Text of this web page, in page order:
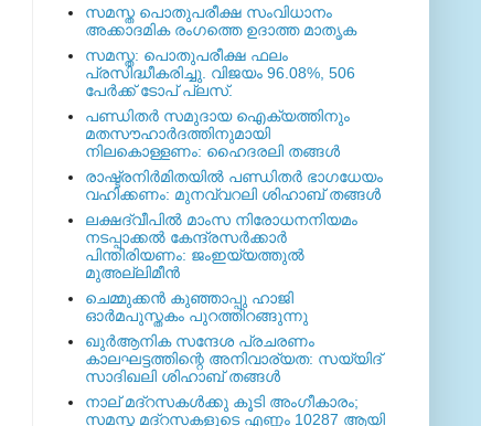
സമസ്ത പൊതുപരീക്ഷ സംവിധാനം
അക്കാദമിക രംഗത്തെ ഉദാത്ത മാതൃക
സമസ്ത: പൊതുപരീക്ഷ ഫലം
പ്രസിദ്ധീകരിച്ചു. വിജയം 96.08%, 506
പേര്‍ക്ക് ടോപ് പ്ലസ്.
പണ്ഡിതര്‍ സമുദായ ഐക്യത്തിനും
മതസൗഹാര്‍ദത്തിനുമായി
നിലകൊള്ളണം: ഹൈദരലി തങ്ങള്‍
രാഷ്ട്രനിര്‍മിതയില്‍ പണ്ഡിതര്‍ ഭാഗധേയം
വഹിക്കണം: മുനവ്വറലി ശിഹാബ് തങ്ങള്‍
ലക്ഷദ്വീപില്‍ മാംസ നിരോധനനിയമം
നടപ്പാക്കല്‍ കേന്ദ്രസര്‍ക്കാര്‍
പിന്തിരിയണം: ജംഇയ്യത്തുല്‍
മുഅല്ലിമീന്‍
ചെമ്മുക്കന്‍ കുഞ്ഞാപ്പു ഹാജി
ഓര്‍മപുസ്തകം പുറത്തിറങ്ങുന്നു
ഖുര്‍ആനിക സന്ദേശ പ്രചരണം
കാലഘട്ടത്തിന്റെ അനിവാര്യത: സയ്യിദ്
സാദിഖലി ശിഹാബ് തങ്ങള്‍
നാല് മദ്‌റസകള്‍ക്കു കൂടി അംഗീകാരം;
സമസ്ത മദ്‌റസകളുടെ എണ്ണം 10287 ആയി